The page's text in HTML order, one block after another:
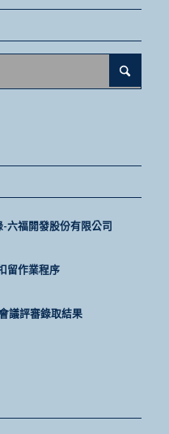
六福開發股份有限公司
留作業程序
議評審錄取結果